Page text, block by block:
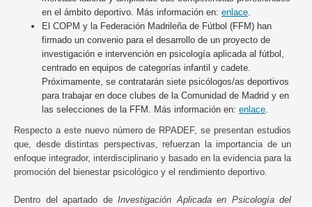
en el ámbito deportivo. Más información en: enlace
El COPM y la Federación Madrileña de Fútbol (FFM) han
firmado un convenio para el desarrollo de un proyecto de
investigación e intervención en psicología aplicada al fútbol,
centrado en equipos de categorías infantil y cadete.
Próximamente, se contratarán siete psicólogos/as deportivos
para trabajar en doce clubes de la Comunidad de Madrid y en
las selecciones de la FFM. Más información en: enlace
Respecto a este nuevo número de RPADEF, se presentan estudios
que, desde distintas perspectivas, refuerzan la importancia de un
enfoque integrador, interdisciplinario y basado en la evidencia para la
promoción del bienestar psicológico y el rendimiento deportivo.
Dentro del apartado de Investigación Aplicada en Psicología del